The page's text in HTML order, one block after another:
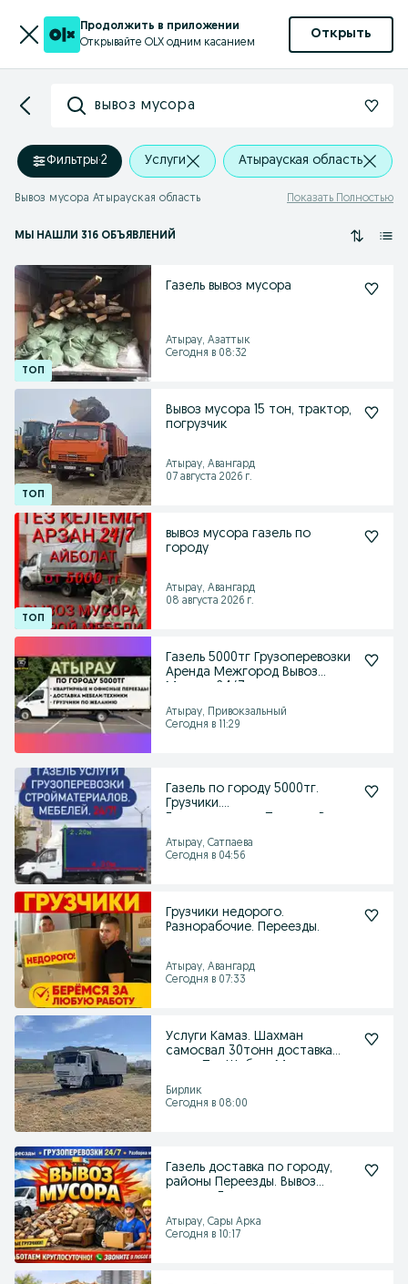
Продолжить в приложении
Открывайте OLX одним касанием
Открыть
вывоз мусора
Фильтры·2 Услуги Атырауская область
Вывоз мусора Атырауская область Показать Полностью
МЫ НАШЛИ 316 ОБЪЯВЛЕНИЙ
Газель вывоз мусора
Атырау, Азаттык
Сегодня в 08:32
Вывоз мусора 15 тон, трактор,
погрузчик
Атырау, Авангард
07 августа 2026 г.
вывоз мусора газель по
городу
Атырау, Авангард
08 августа 2026 г.
Газель 5000тг Грузоперевозки
Аренда Межгород Вывоз
Атырау, Привокзальный
Сегодня в 11:29
Газель по городу 5000тг.
Грузчики.
Атырау, Сатпаева
Сегодня в 04:56
Грузчики недорого.
Разнорабочие. Переезды.
Атырау, Авангард
Сегодня в 07:33
Услуги Камаз. Шахман
самосвал 30тонн доставка
Бирлик
Сегодня в 08:00
Газель доставка по городу,
районы Переезды. Вывоз
Атырау, Сары Арка
Сегодня в 10:17